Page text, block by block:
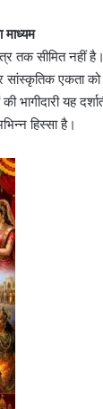
तक सीमित नहीं
सांस्कृतिक एकता
भागीदारी यह
हिस्सा है।